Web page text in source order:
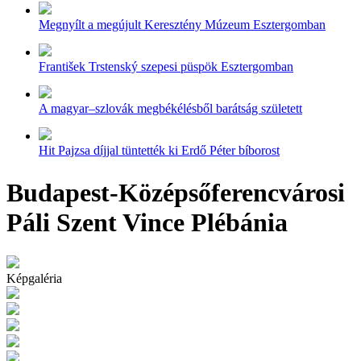
Megnyílt a megújult Keresztény Múzeum Esztergomban
František Trstenský szepesi püspök Esztergomban
A magyar–szlovák megbékélésből barátság született
Hit Pajzsa díjjal tüntették ki Erdő Péter bíborost
Budapest-Középsőferencvárosi
Páli Szent Vince Plébánia
Képgaléria